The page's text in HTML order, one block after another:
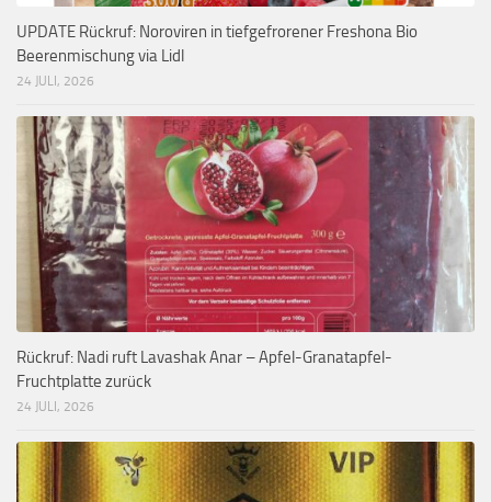
UPDATE Rückruf: Noroviren in tiefgefrorener Freshona Bio
Beerenmischung via Lidl
24 JULI, 2026
Rückruf: Nadi ruft Lavashak Anar – Apfel-Granatapfel-
Fruchtplatte zurück
24 JULI, 2026